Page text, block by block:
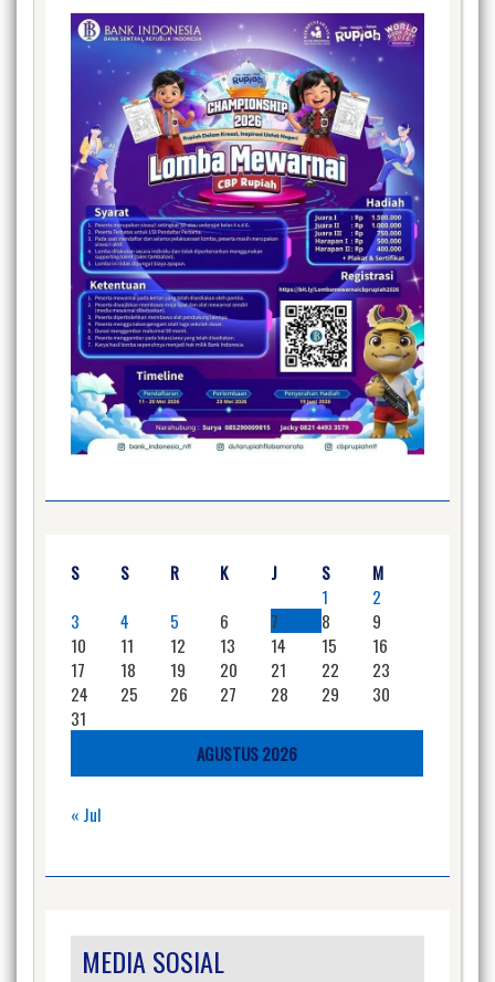
AGUSTUS 2026
S S R K J S
M
1
2
3
4 5 6 7 8
9
10
11 12 13 14 15
16
17
18 19 20 21 22
23
24
25 26 27 28 29
30
31
« Jul
MEDIA SOSIAL